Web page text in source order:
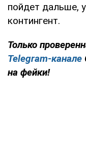
пойдет дальше,
контингент.
Только
Telegram-канале
на фейки!